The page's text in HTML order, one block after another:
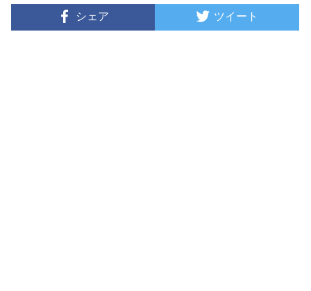
シェア ツイート